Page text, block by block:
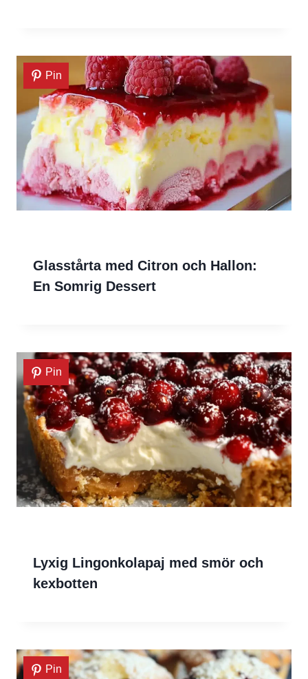
Pin
Glasstårta med Citron och Hallon:
En Somrig Dessert
Pin
Lyxig Lingonkolapaj med smör och
kexbotten
Pin